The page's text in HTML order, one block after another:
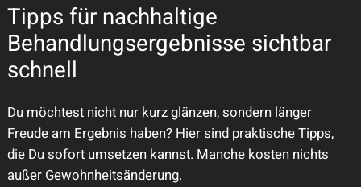
Tipps für nachhaltige
Behandlungsergebnisse sichtbar
schnell
Du möchtest nicht nur kurz glänzen, sondern länger
Freude am Ergebnis haben? Hier sind praktische Tipps,
die Du sofort umsetzen kannst. Manche kosten nichts
außer Gewohnheitsänderung.